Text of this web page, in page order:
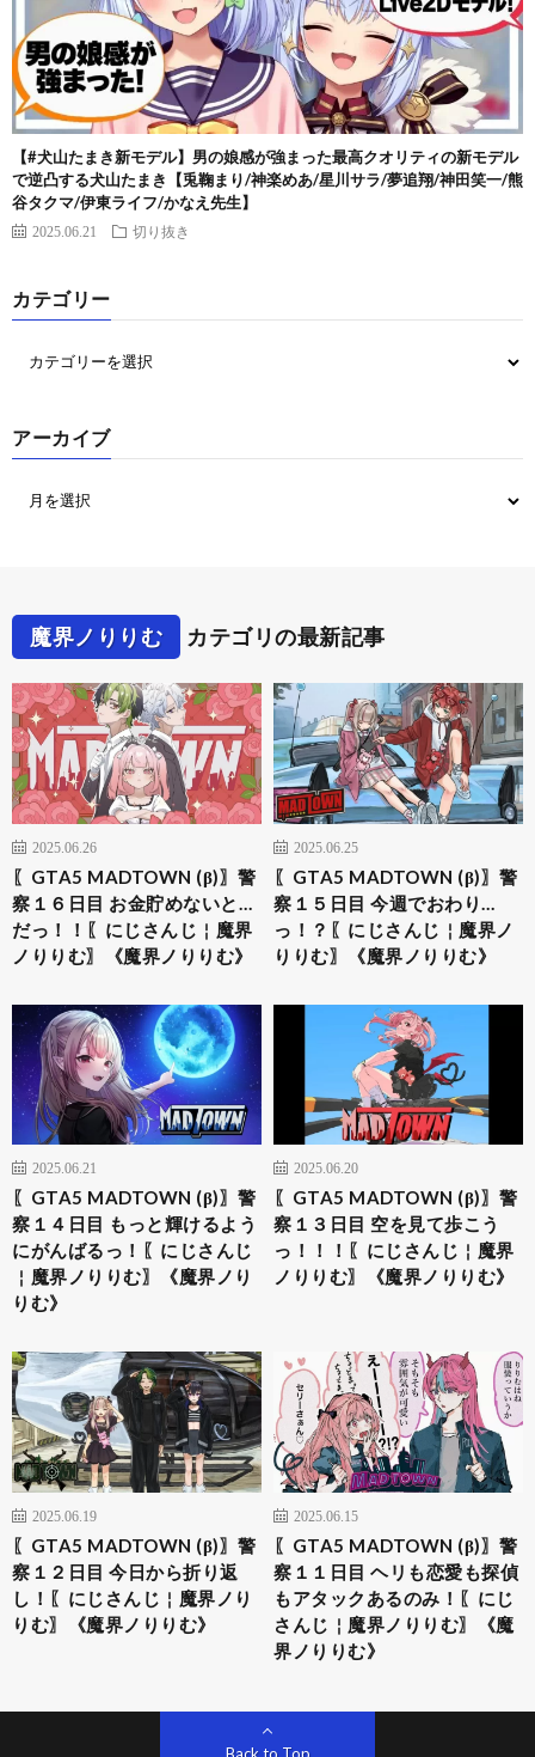
【#犬山たまき新モデル】男の娘感が強まった最高クオリティの新モデル
で逆凸する犬山たまき【兎鞠まり/神楽めあ/星川サラ/夢追翔/神田笑一/熊
谷タクマ/伊東ライフ/かなえ先生】
2025.06.21 切り抜き
カテゴリー
アーカイブ
魔界ノりりむ カテゴリの最新記事
2025.06.26
〖​​GTA5 MADTOWN (β)〗警
察１６日目 お金貯めないと…
だっ！！〖にじさんじ￤魔界
ノりりむ〗《魔界ノりりむ》
2025.06.25
〖​​GTA5 MADTOWN (β)〗警
察１５日目 今週でおわり…
っ！？〖にじさんじ￤魔界ノ
りりむ〗《魔界ノりりむ》
2025.06.21
〖​​GTA5 MADTOWN (β)〗警
察１４日目 もっと輝けるよう
にがんばるっ！〖にじさんじ
￤魔界ノりりむ〗《魔界ノり
りむ》
2025.06.20
〖​​GTA5 MADTOWN (β)〗警
察１３日目 空を見て歩こう
っ！！！〖にじさんじ￤魔界
ノりりむ〗《魔界ノりりむ》
2025.06.19
〖​​GTA5 MADTOWN (β)〗警
察１２日目 今日から折り返
し！〖にじさんじ￤魔界ノり
りむ〗《魔界ノりりむ》
2025.06.15
〖​​GTA5 MADTOWN (β)〗警
察１１日目 ヘリも恋愛も探偵
もアタックあるのみ！〖にじ
さんじ￤魔界ノりりむ〗《魔
界ノりりむ》